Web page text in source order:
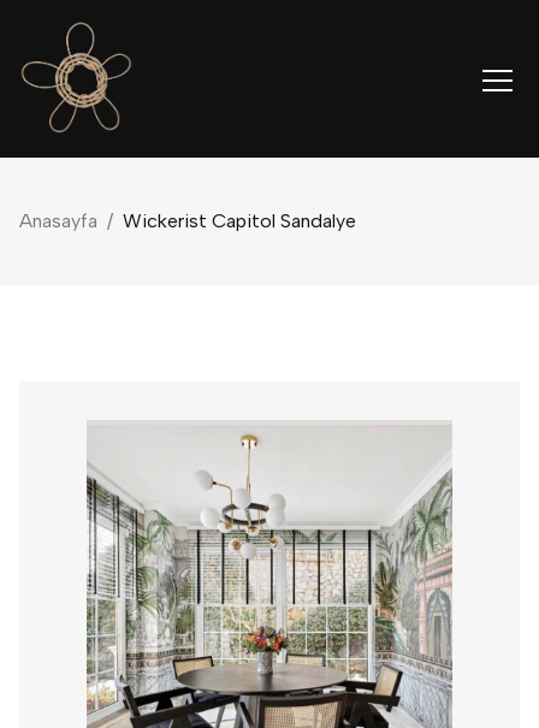
Anasayfa / Wickerist Capitol Sandalye